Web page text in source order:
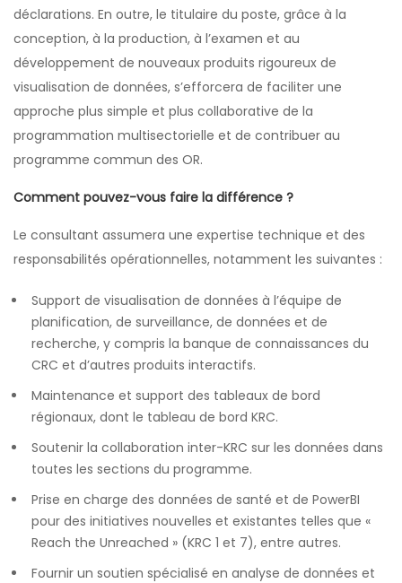
déclarations. En outre, le titulaire du poste, grâce à la
conception, à la production, à l’examen et au
développement de nouveaux produits rigoureux de
visualisation de données, s’efforcera de faciliter une
approche plus simple et plus collaborative de la
programmation multisectorielle et de contribuer au
programme commun des OR.
Comment pouvez-vous faire la différence ?
Le consultant assumera une expertise technique et des
responsabilités opérationnelles, notamment les suivantes :
Support de visualisation de données à l’équipe de
planification, de surveillance, de données et de
recherche, y compris la banque de connaissances du
CRC et d’autres produits interactifs.
Maintenance et support des tableaux de bord
régionaux, dont le tableau de bord KRC.
Soutenir la collaboration inter-KRC sur les données dans
toutes les sections du programme.
Prise en charge des données de santé et de PowerBI
pour des initiatives nouvelles et existantes telles que «
Reach the Unreached » (KRC 1 et 7), entre autres.
Fournir un soutien spécialisé en analyse de données et